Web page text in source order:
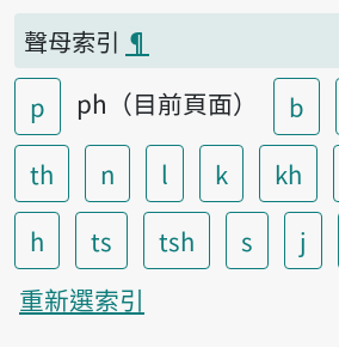
聲母索引 ¶
p
ph（目前頁面） b
th
n l k kh
h
ts tsh s j
重新選索引